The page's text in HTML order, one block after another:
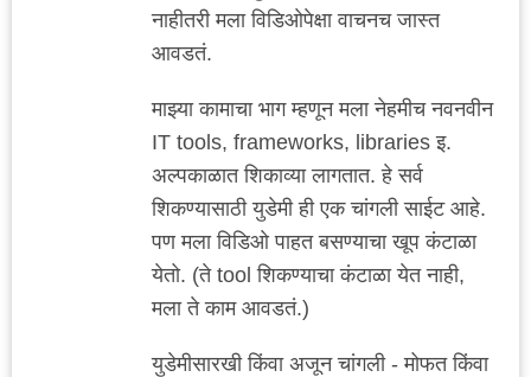
नाहीतरी मला विडिओपेक्षा वाचनच जास्त
आवडतं.
माझ्या कामाचा भाग म्हणून मला नेहमीच नवनवीन
IT tools, frameworks, libraries इ.
अल्पकाळात शिकाव्या लागतात. हे सर्व
शिकण्यासाठी युडेमी ही एक चांगली साईट आहे.
पण मला विडिओ पाहत बसण्याचा खूप कंटाळा
येतो. (ते tool शिकण्याचा कंटाळा येत नाही,
मला ते काम आवडतं.)
युडेमीसारखी किंवा अजून चांगली - मोफत किंवा